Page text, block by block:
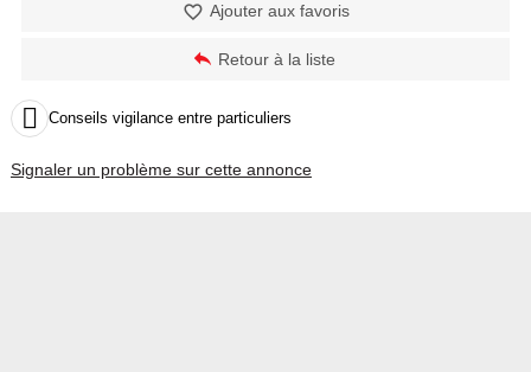
Ajouter aux favoris
Retour à la liste
 Conseils vigilance entre particuliers
Signaler un problème sur cette annonce